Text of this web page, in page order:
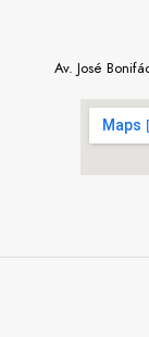
Av. José